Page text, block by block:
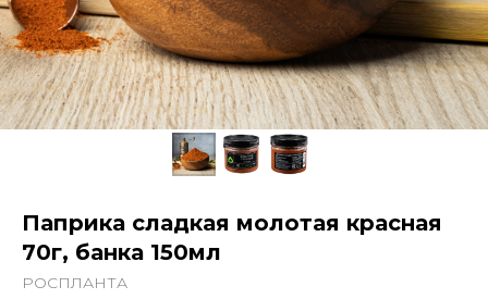
Паприка сладкая молотая красная
70г, банка 150мл
РОСПЛАНТА